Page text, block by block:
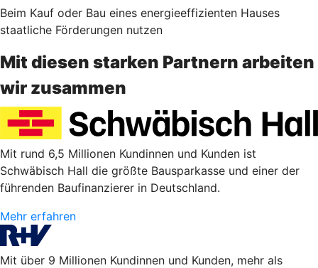
Beim Kauf oder Bau eines energieeffizienten Hauses
staatliche Förderungen nutzen
Mit diesen starken Partnern arbeiten
wir zusammen
Mit rund 6,5 Millionen Kundinnen und Kunden ist
Schwäbisch Hall die größte Bausparkasse und einer der
führenden Baufinanzierer in Deutschland.
Mehr erfahren
Mit über 9 Millionen Kundinnen und Kunden, mehr als